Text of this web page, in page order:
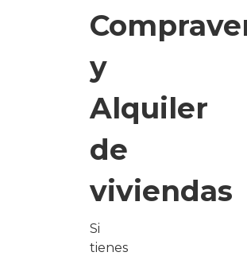
y
Alquiler
de
viviendas
Si
tienes